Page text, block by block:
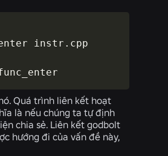
instr.cpp
Quá trình liên kết hoạt
là nếu chúng ta tự định
chia sẻ. Liên kết godbolt
hướng đi của vấn đề này,